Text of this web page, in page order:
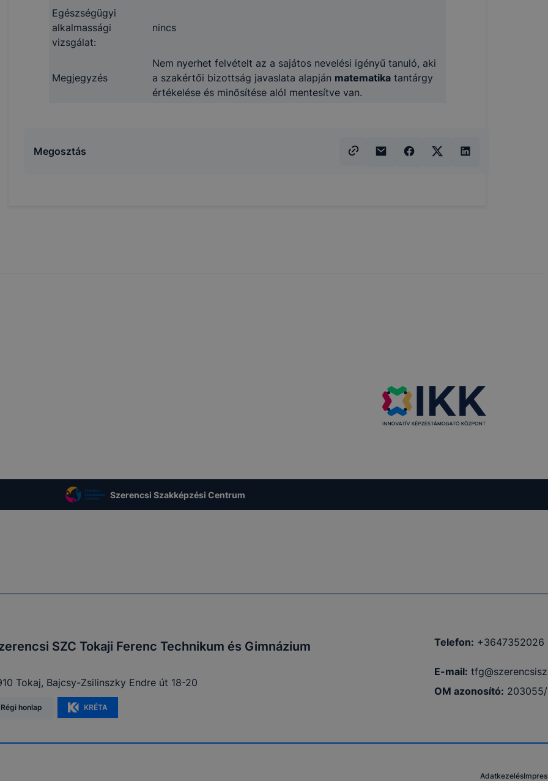
Egészségügyi
alkalmassági
vizsgálat:
nincs
Megjegyzés
Nem nyerhet felvételt az a sajátos nevelési igényű tanuló, aki
a szakértői bizottság javaslata alapján matematikatantárgy
értékelése és minősítése alól mentesítve van.
Megosztás
Szerencsi Szakképzési Centrum
SZC Tokaji Ferenc Technikum és Gimnázium
Tokaj, Bajcsy-Zsilinszky Endre út 18-20
Régi honlap KRÉTA
Telefon: +3647352026
E-mail:
OM azonosító:
Adatkezelés
a cookie-k beállításának a változtatását. A legtöbb
automatikusan elfogadja a cookie-kat, de ezek
Felhívjuk figyelmét, hogy mivel a cookie-k célja
és folyamatainak megkönnyítése vagy lehetővé
k alkalmazásának megakadályozása vagy törlése által
hogy felhasználóink nem lesznek képesek honlapunk funkcióinak
vagy a honlap a tervezettől eltérően fog működni